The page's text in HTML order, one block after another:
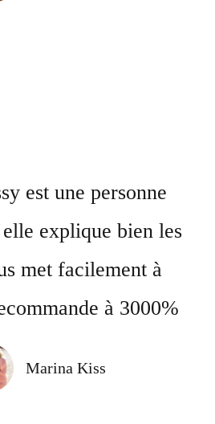
est une personne
explique bien les
met facilement à
à 3000%
Marina Kiss